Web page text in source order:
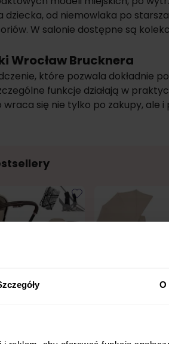
O
od niemowlaka po
W salonie dostępne są
Wrocław Brucknera
które pozwala dokładnie
funkcje działają w
się nie tylko po zakupy, ale i